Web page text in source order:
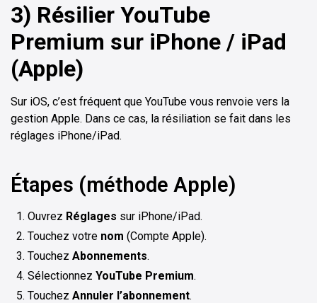
3) Résilier YouTube
Premium sur iPhone / iPad
(Apple)
Sur iOS, c’est fréquent que YouTube vous renvoie vers la
gestion Apple. Dans ce cas, la résiliation se fait dans les
réglages iPhone/iPad.
Étapes (méthode Apple)
Ouvrez Réglages sur iPhone/iPad.
Touchez votre nom (Compte Apple).
Touchez Abonnements.
Sélectionnez YouTube Premium.
Touchez Annuler l’abonnement.